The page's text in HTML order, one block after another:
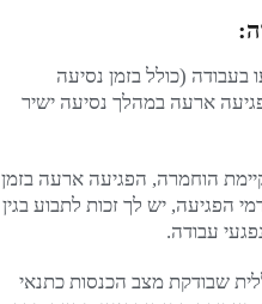
בעבודה (כולל בזמן נסיעה
ארעה במהלך נסיעה ישיר
הוחמרה, הפגיעה ארעה בזמן
הפגיעה, יש לך זכות לתבוע בגין
עבודה.
שבודקת מצב הכנסות כתנאי